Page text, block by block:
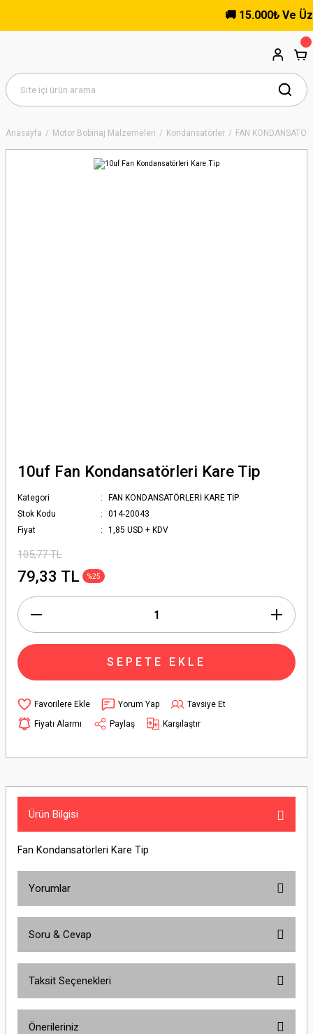
🚚 15.000₺ Ve
Anasayfa Motor Bobinaj Malzemeleri Kondansatörler FAN
10uf Fan Kondansatörleri Kare Tip
Kategori
FAN KONDANSATÖRLERİ KARE TİP
Stok Kodu
014-20043
Fiyat
1,85 USD + KDV
105,77 TL
79,33 TL %25
SEPETE EKLE
Yorum Yap
Tavsiye Et
Fiyatı Alarmı
Paylaş Karşılaştır
Ürün Bilgisi
Fan Kondansatörleri Kare Tip
Yorumlar
Soru & Cevap
Taksit Seçenekleri
Önerileriniz